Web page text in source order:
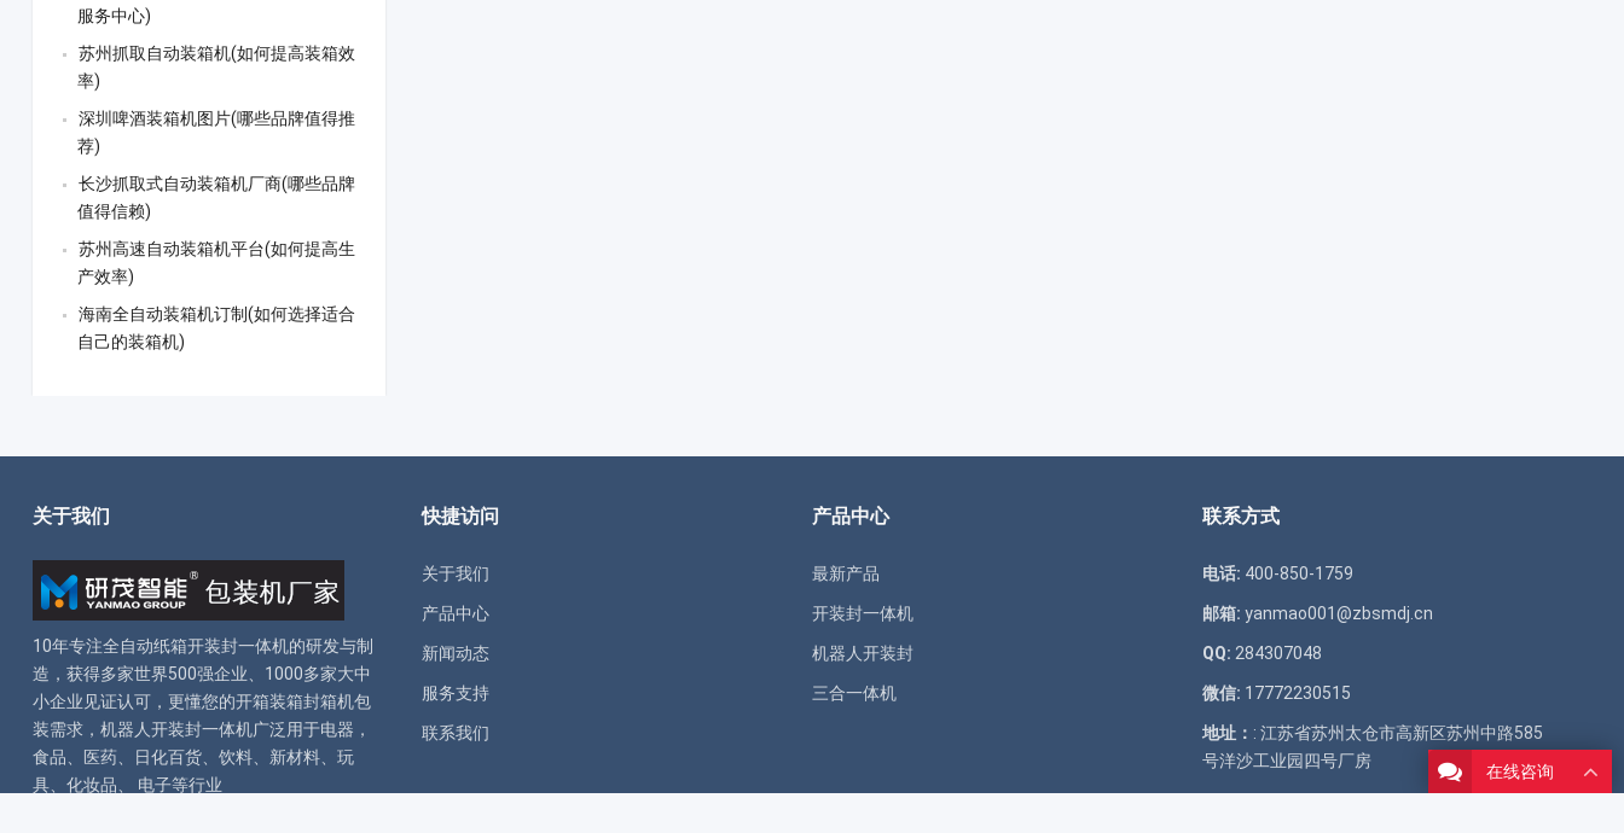
服务中心)
苏州抓取自动装箱机(如何提高装箱效
率)
深圳啤酒装箱机图片(哪些品牌值得推
荐)
长沙抓取式自动装箱机厂商(哪些品牌
值得信赖)
苏州高速自动装箱机平台(如何提高生
产效率)
海南全自动装箱机订制(如何选择适合
自己的装箱机)
关于我们
10年专注全自动纸箱开装封一体机的研发与制
造，获得多家世界500强企业、1000多家大中
小企业见证认可，更懂您的开箱装箱封箱机包
装需求， 机器人开装封一体机广泛用于电器，
食品、医药、日化百货、饮料、新材料、玩
具、化妆品、 电子等行业
快捷访问
关于我们
产品中心
新闻动态
服务支持
联系我们
产品中心
最新产品
开装封一体机
机器人开装封
三合一体机
联系方式
电话: 400-850-1759
邮箱: yanmao001@zbsmdj.cn
QQ: 284307048
微信: 17772230515
地址： : 江苏省苏州太仓市高新区苏州中路585
号洋沙工业园四号厂房
在线咨询